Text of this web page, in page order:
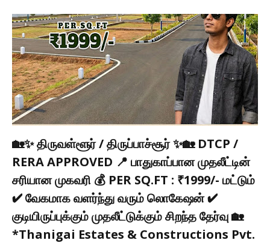
🏡✨ திருவள்ளூர் / திருப்பாச்சூர் ✨🏡 DTCP /
RERA APPROVED 📍 பாதுகாப்பான முதலீட்டின்
சரியான முகவரி 💰 PER SQ.FT : ₹1999/- மட்டும்
✔ வேகமாக வளர்ந்து வரும் லொகேஷன் ✔
குடியிருப்புக்கும் முதலீட்டுக்கும் சிறந்த தேர்வு 🏡
*Thanigai Estates & Constructions Pvt.